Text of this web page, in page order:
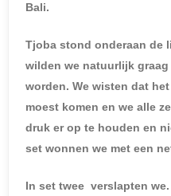
Bali.
Tjoba stond onderaan de
wilden we natuurlijk
worden. We wisten dat
moest komen en we alle
druk er op te houden en
set wonnen we met een
In set twee verslapten